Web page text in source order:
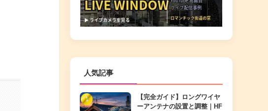
人気記事
【完全ガイド】ロングワイヤ
ーアンテナの設置と調整｜HF